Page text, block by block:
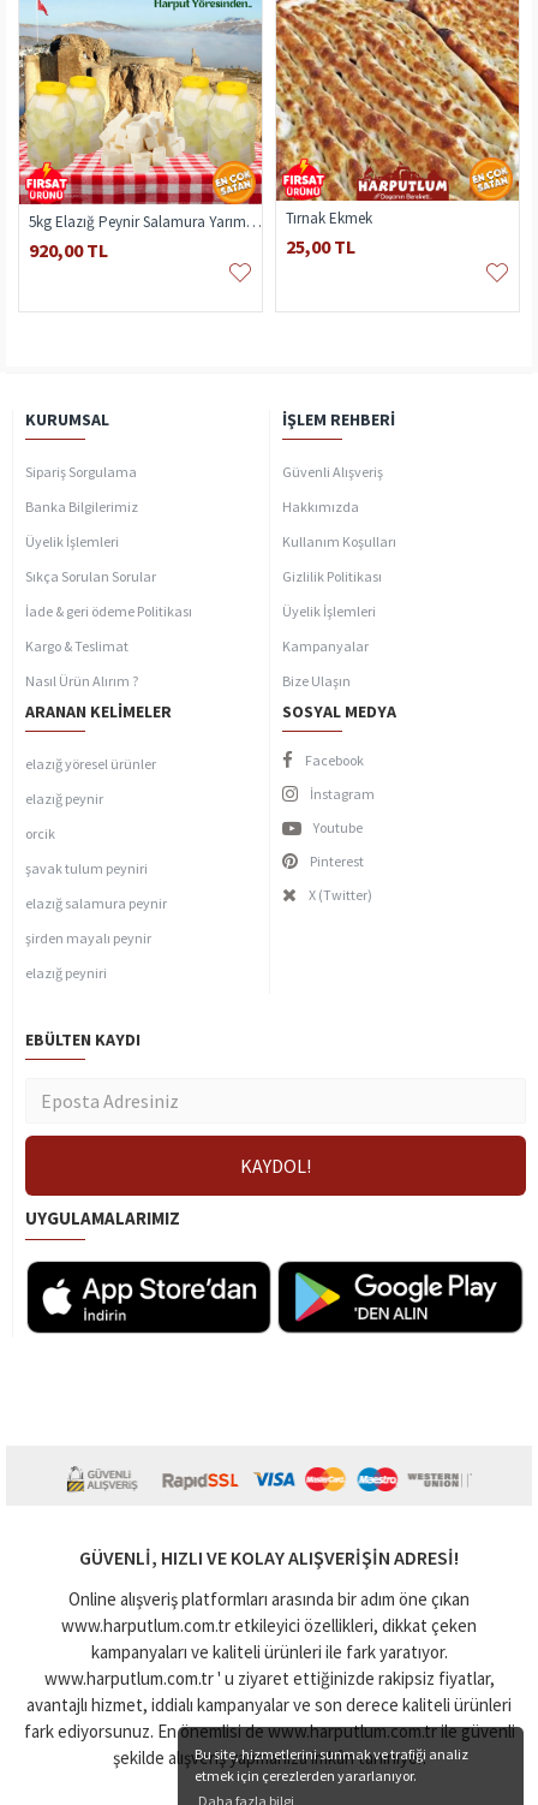
Bu site, hizmetlerini sunmak ve trafiği analiz
etmek için çerezlerden yararlanıyor.
Daha fazla bilgi
5kg Elazığ Peynir Salamura Yarım Yağlı
920,00 TL
Tırnak Ekmek
25,00 TL
KURUMSAL
Sipariş Sorgulama
Banka Bilgilerimiz
Üyelik İşlemleri
Sıkça Sorulan Sorular
İade & geri ödeme Politikası
Kargo & Teslimat
Nasıl Ürün Alırım ?
İŞLEM REHBERI
Güvenli Alışveriş
Hakkımızda
Kullanım Koşulları
Gizlilik Politikası
Üyelik İşlemleri
Kampanyalar
Bize Ulaşın
ARANAN KELIMELER
elazığ yöresel ürünler
elazığ peynir
orcik
şavak tulum peyniri
elazığ salamura peynir
şirden mayalı peynir
elazığ peyniri
SOSYAL MEDYA
Facebook
İnstagram
Youtube
Pinterest
X (Twitter)
EBÜLTEN KAYDI
UYGULAMALARIMIZ
GÜVENLI, HIZLI VE KOLAY ALIŞVERIŞIN ADRESI!
Online alışveriş platformları arasında bir adım öne çıkan
www.harputlum.com.tr etkileyici özellikleri, dikkat çeken
kampanyaları ve kaliteli ürünleri ile fark yaratıyor.
www.harputlum.com.tr ' u ziyaret ettiğinizde rakipsiz fiyatlar,
avantajlı hizmet, iddialı kampanyalar ve son derece kaliteli ürünleri
fark ediyorsunuz. En önemlisi de www.harputlum.com.tr ile güvenli
şekilde alışveriş yapmanıza imkân tanınıyor.